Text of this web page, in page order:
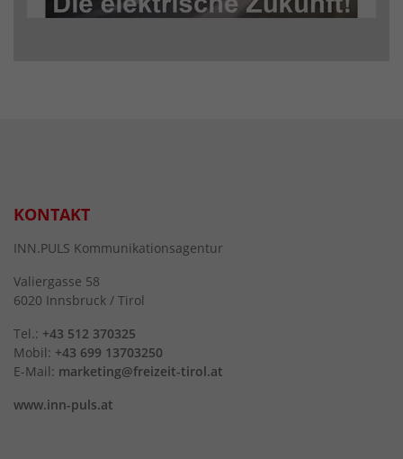
KONTAKT
INN.PULS Kommunikationsagentur
Valiergasse 58
6020 Innsbruck / Tirol
Tel.: +43 512 370325
Mobil: +43 699 13703250
E-Mail: marketing@freizeit-tirol.at
www.inn-puls.at